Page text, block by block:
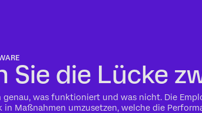
Sie die Lücke
was funktioniert und was nicht. Die
in Maßnahmen umzusetzen, welche die